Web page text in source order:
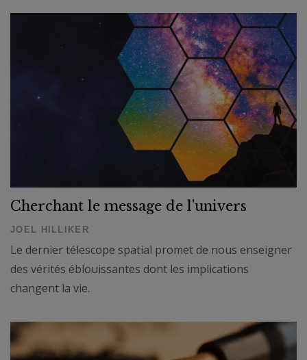
Cherchant le message de l'univers
JOEL HILLIKER
Le dernier télescope spatial promet de nous enseigner
des vérités éblouissantes dont les implications
changent la vie.